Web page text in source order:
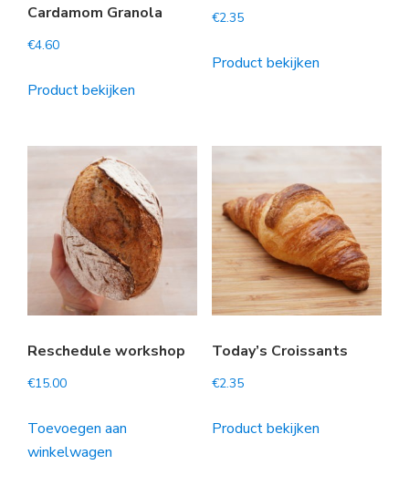
Cardamom Granola
€4.60
Product bekijken
€2.35
Product bekijken
Reschedule workshop
€15.00
Toevoegen aan
winkelwagen
Today’s Croissants
€2.35
Product bekijken